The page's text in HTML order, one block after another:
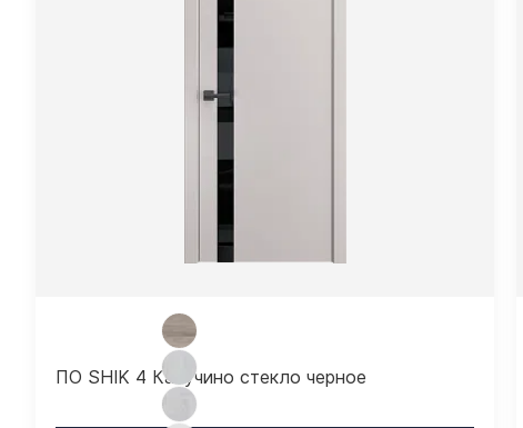
ПО SHIK 4 Капучино стекло черное